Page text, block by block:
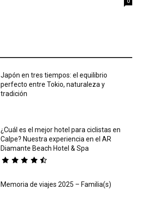
Japón en tres tiempos: el equilibrio
perfecto entre Tokio, naturaleza y
tradición
¿Cuál es el mejor hotel para ciclistas en
Calpe? Nuestra experiencia en el AR
Diamante Beach Hotel & Spa
Memoria de viajes 2025 – Familia(s)